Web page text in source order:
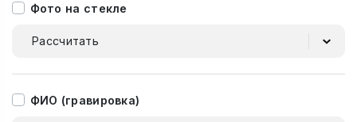
Фото на стекле
Рассчитать
ФИО (гравировка)